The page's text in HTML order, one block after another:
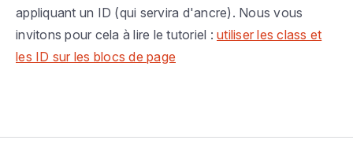
appliquant un ID (qui servira d'ancre). Nous vous
invitons pour cela à lire le tutoriel : utiliser les class et
les ID sur les blocs de page